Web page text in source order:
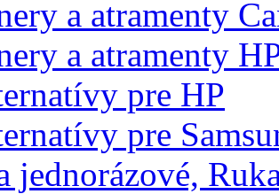
a atramenty
a atramenty
pre HP
pre
jednorázové,